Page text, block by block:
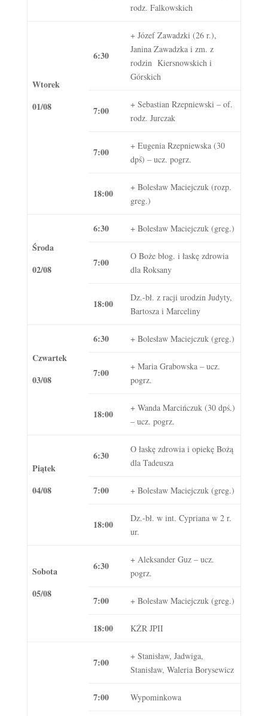
rodz. Falkowskich
Wtorek
01/08
6:30
+ Józef Zawadzki (26 r.),
Janina Zawadzka i zm. z
rodzin Kiersnowskich i
Górskich
7:00
+ Sebastian Rzepniewski – of.
rodz. Jurczak
7:00
+ Eugenia Rzepniewska (30
dpś) – ucz. pogrz.
18:00
+ Bolesław Maciejczuk (rozp.
greg.)
Środa
02/08
6:30 + Bolesław Maciejczuk (greg.)
7:00
O Boże błog. i łaskę zdrowia
dla Roksany
18:00
Dz.-bł. z racji urodzin Judyty,
Bartosza i Marceliny
Czwartek
03/08
6:30 + Bolesław Maciejczuk (greg.)
7:00
+ Maria Grabowska – ucz.
pogrz.
18:00
+ Wanda Marcińczuk (30 dpś.)
– ucz. pogrz.
Piątek
04/08
6:30
O łaskę zdrowia i opiekę Bożą
dla Tadeusza
7:00 + Bolesław Maciejczuk (greg.)
18:00
Dz.-bł. w int. Cypriana w 2 r.
ur.
Sobota
05/08
6:30
+ Aleksander Guz – ucz.
pogrz.
7:00 + Bolesław Maciejczuk (greg.)
18:00 KŻR JPII
7:00
+ Stanisław, Jadwiga,
Stanisław, Waleria Borysewicz
7:00 Wypominkowa